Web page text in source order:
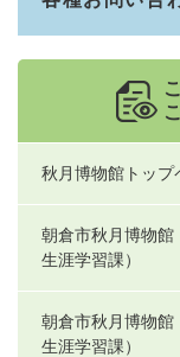
秋月博物館トップ
朝倉市秋月博物館
生涯学習課）
朝倉市秋月博物館
生涯学習課）